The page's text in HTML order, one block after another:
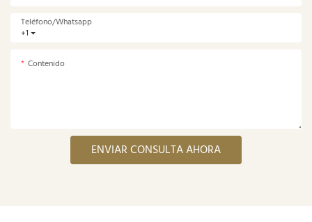
+1
Teléfono/whatsapp
Contenido
ENVIAR CONSULTA AHORA